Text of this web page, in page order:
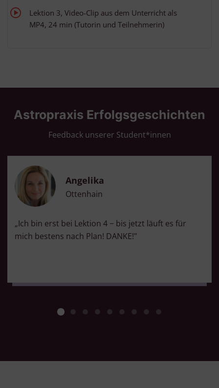
Lektion 3, Video-Clip aus dem Unterricht als
MP4, 24 min (Tutorin und Teilnehmerin)
Astropraxis Erfolgsgeschichten
Feedback unserer Student*innen
Angelika
Ottenhain
„Ich bin erst bei Lektion 4 − bis jetzt läuft es für
mich bestens nach Plan! DANKE!"
Messung der Performance von Inhalten
Analyse von Zielgruppen durch Statistiken oder Kombinationen
von Daten aus verschiedenen Quellen